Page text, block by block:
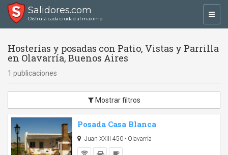
Salidores.com
Disfrutá cada ciudad al máximo
Hosterías y posadas con Patio, Vistas y Parrilla
en Olavarría, Buenos Aires
1 publicaciones
Mostrar filtros
Posada Casa Blanca
Juan XXIII 450 - Olavarría